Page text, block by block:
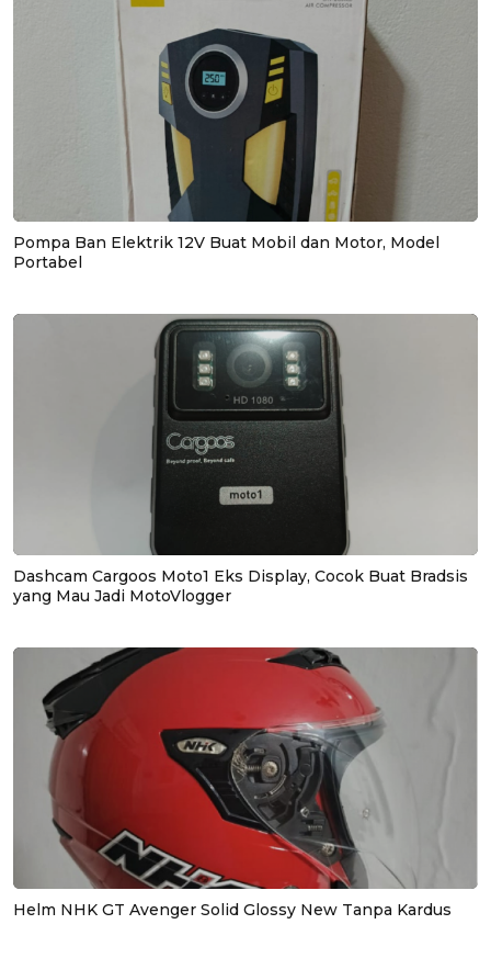
Pompa Ban Elektrik 12V Buat Mobil dan Motor, Model
Portabel
Dashcam Cargoos Moto1 Eks Display, Cocok Buat Bradsis
yang Mau Jadi MotoVlogger
Helm NHK GT Avenger Solid Glossy New Tanpa Kardus